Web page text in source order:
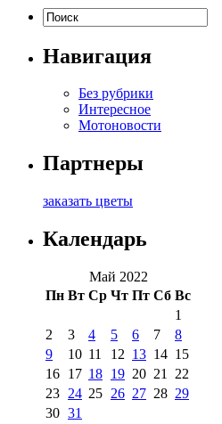
Навигация
Без рубрики
Интересное
Мотоновости
Партнеры
заказать цветы
Календарь
Май 2022
Пн Вт Ср Чт Пт Сб Вс
1
2
3 4 5 6 7
8
9
10 11 12 13 14 15
16 17 18 19 20 21
22
23 24 25 26 27 28 29
30 31